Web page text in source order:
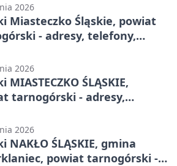
2026
Miasteczko Śląskie, powiat
- adresy, telefony,
2026
MIASTECZKO ŚLĄSKIE,
tarnogórski - adresy,
2026
NAKŁO ŚLĄSKIE, gmina
powiat tarnogórski -